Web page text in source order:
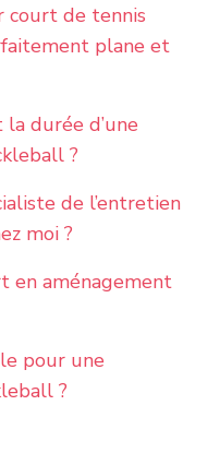
court de tennis
plane et
durée d’une
?
de l’entretien
moi ?
en aménagement
pour une
?